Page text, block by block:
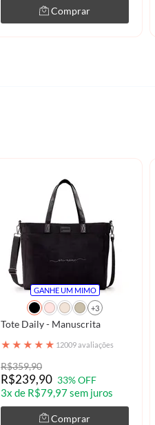
Comprar
GANHE UM MIMO
+3
Tote Daily - Manuscrita
★ ★ ★ ★ ★ 12009 avaliações
R$359,90
R$239,90 33% OFF
3x de R$79,97 sem juros
Comprar